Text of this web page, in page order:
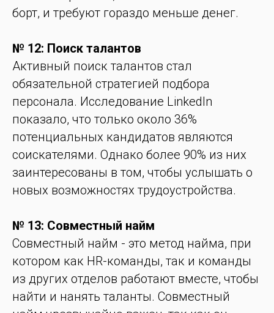
борт, и требуют гораздо меньше денег.
№ 12: Поиск талантов
Активный поиск талантов стал
обязательной стратегией подбора
персонала. Исследование LinkedIn
показало, что только около 36%
потенциальных кандидатов являются
соискателями. Однако более 90% из них
заинтересованы в том, чтобы услышать о
новых возможностях трудоустройства.
№ 13: Совместный найм
Совместный найм - это метод найма, при
котором как HR-команды, так и команды
из других отделов работают вместе, чтобы
найти и нанять таланты. Совместный